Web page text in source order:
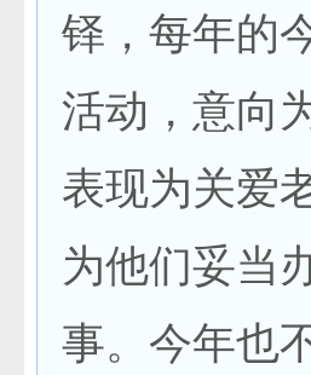
铎，每年的
活动，意向
表现为关爱
为他们妥当
事。今年也